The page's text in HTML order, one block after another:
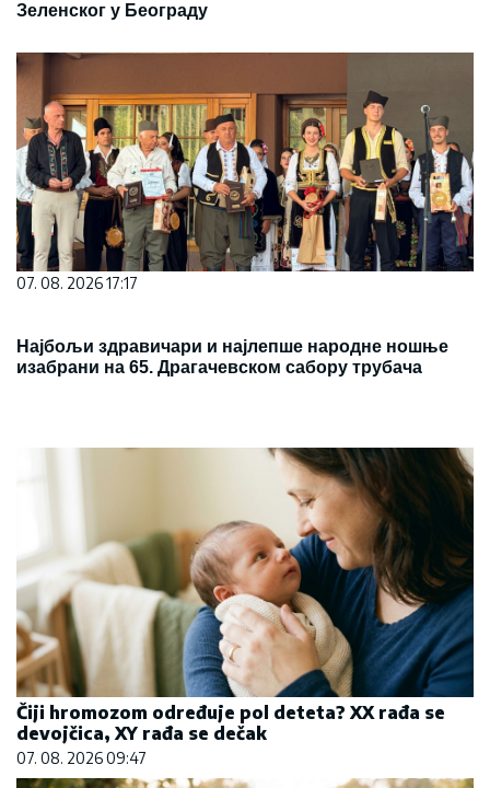
Зеленског у Београду
07. 08. 2026 17:17
Најбољи здравичари и најлепше народне ношње
изабрани на 65. Драгачевском сабору трубача
Čiji hromozom određuje pol deteta? XX rađa se
devojčica, XY rađa se dečak
07. 08. 2026 09:47